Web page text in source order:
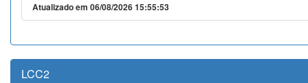
Atualizado em 06/08/2026 15:55:53
LCC2